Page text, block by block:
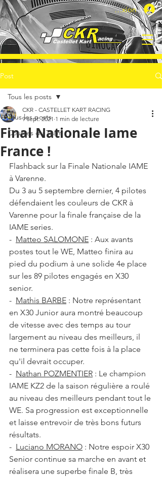
Connexion
Post
Tous les posts
Courses du Team
Tous les posts
Final Nationale Iame
France !
CKR - CASTELLET KART RACING
9 sept. 2021 1 min de lecture
Flashback sur la Finale Nationale IAME
à Varenne.
Du 3 au 5 septembre dernier, 4 pilotes
défendaient les couleurs de CKR à
Varenne pour la finale française de la
IAME series.
- Matteo SALOMONE : Aux avants
postes tout le WE, Matteo finira au
pied du podium à une solide 4e place
sur les 89 pilotes engagés en X30
senior.
- Mathis BARBE : Notre représentant
en X30 Junior aura montré beaucoup
de vitesse avec des temps au tour
largement au niveau des meilleurs, il
ne terminera pas cette fois à la place
qu'il devrait occuper.
- Nathan POZMENTIER : Le champion
IAME KZ2 de la saison régulière a roulé
au niveau des meilleurs pendant tout le
WE. Sa progression est exceptionnelle
et laisse entrevoir de très bons futurs
résultats.
- Luciano MORANO : Notre espoir X30
Senior continue sa marche en avant et
réalisera une superbe finale B, très